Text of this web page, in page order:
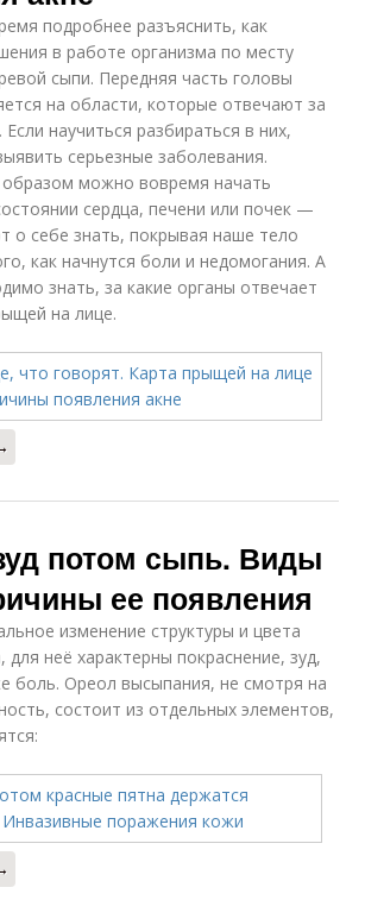
подробнее разъяснить, как
в работе организма по месту
сыпи. Передняя часть головы
на области, которые отвечают за
научиться разбираться в них,
серьезные заболевания.
можно вовремя начать
сердца, печени или почек —
о себе знать, покрывая наше тело
как начнутся боли и недомогания. А
знать, за какие органы отвечает
на лице.
потом сыпь. Виды
ее появления
изменение структуры и цвета
неё характерны покраснение, зуд,
боль. Ореол высыпания, не смотря на
состоит из отдельных элементов,